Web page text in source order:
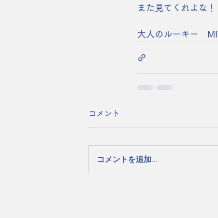
また見てくれよな！
大人のルーキー　
コメント
コメントを追加…